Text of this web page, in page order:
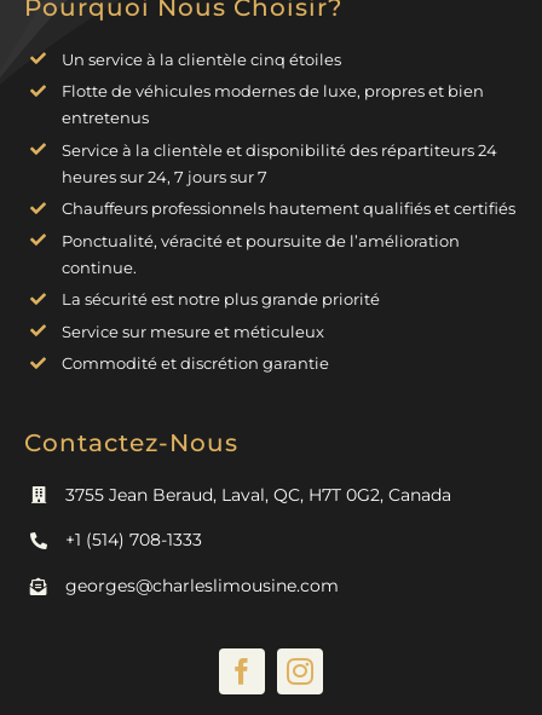
Pourquoi Nous Choisir?
Un service à la clientèle cinq étoiles
Flotte de véhicules modernes de luxe, propres et bien
entretenus
Service à la clientèle et disponibilité des répartiteurs 24
heures sur 24, 7 jours sur 7
Chauffeurs professionnels hautement qualifiés et certifiés
Ponctualité, véracité et poursuite de l’amélioration
continue.
La sécurité est notre plus grande priorité
Service sur mesure et méticuleux
Commodité et discrétion garantie
Contactez-Nous
3755 Jean Beraud, Laval, QC, H7T 0G2, Canada
+1 (514) 708-1333
georges@charleslimousine.com